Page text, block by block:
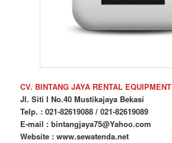
CV. BINTANG JAYA RENTAL EQUIPMENT
Jl. Siti I No.40 Mustikajaya Bekasi
Telp. : 021-82619088 / 021-82619089
E-mail : bintangjaya75@Yahoo.com
Website : www.sewatenda.net